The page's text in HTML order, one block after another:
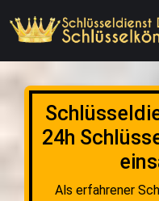
24h
Als erfahrener